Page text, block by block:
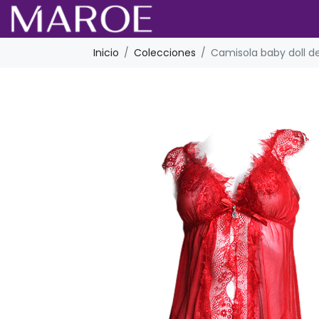
Inicio Colecciones Camisola baby doll